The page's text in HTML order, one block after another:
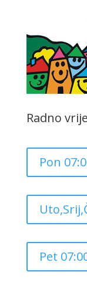
Radno
Pon
Pet